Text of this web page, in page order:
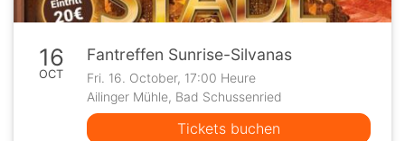
16
OCT
Fantreffen Sunrise-Silvanas
Fri. 16. October, 17:00 Heure
Ailinger Mühle, Bad Schussenried
Tickets buchen